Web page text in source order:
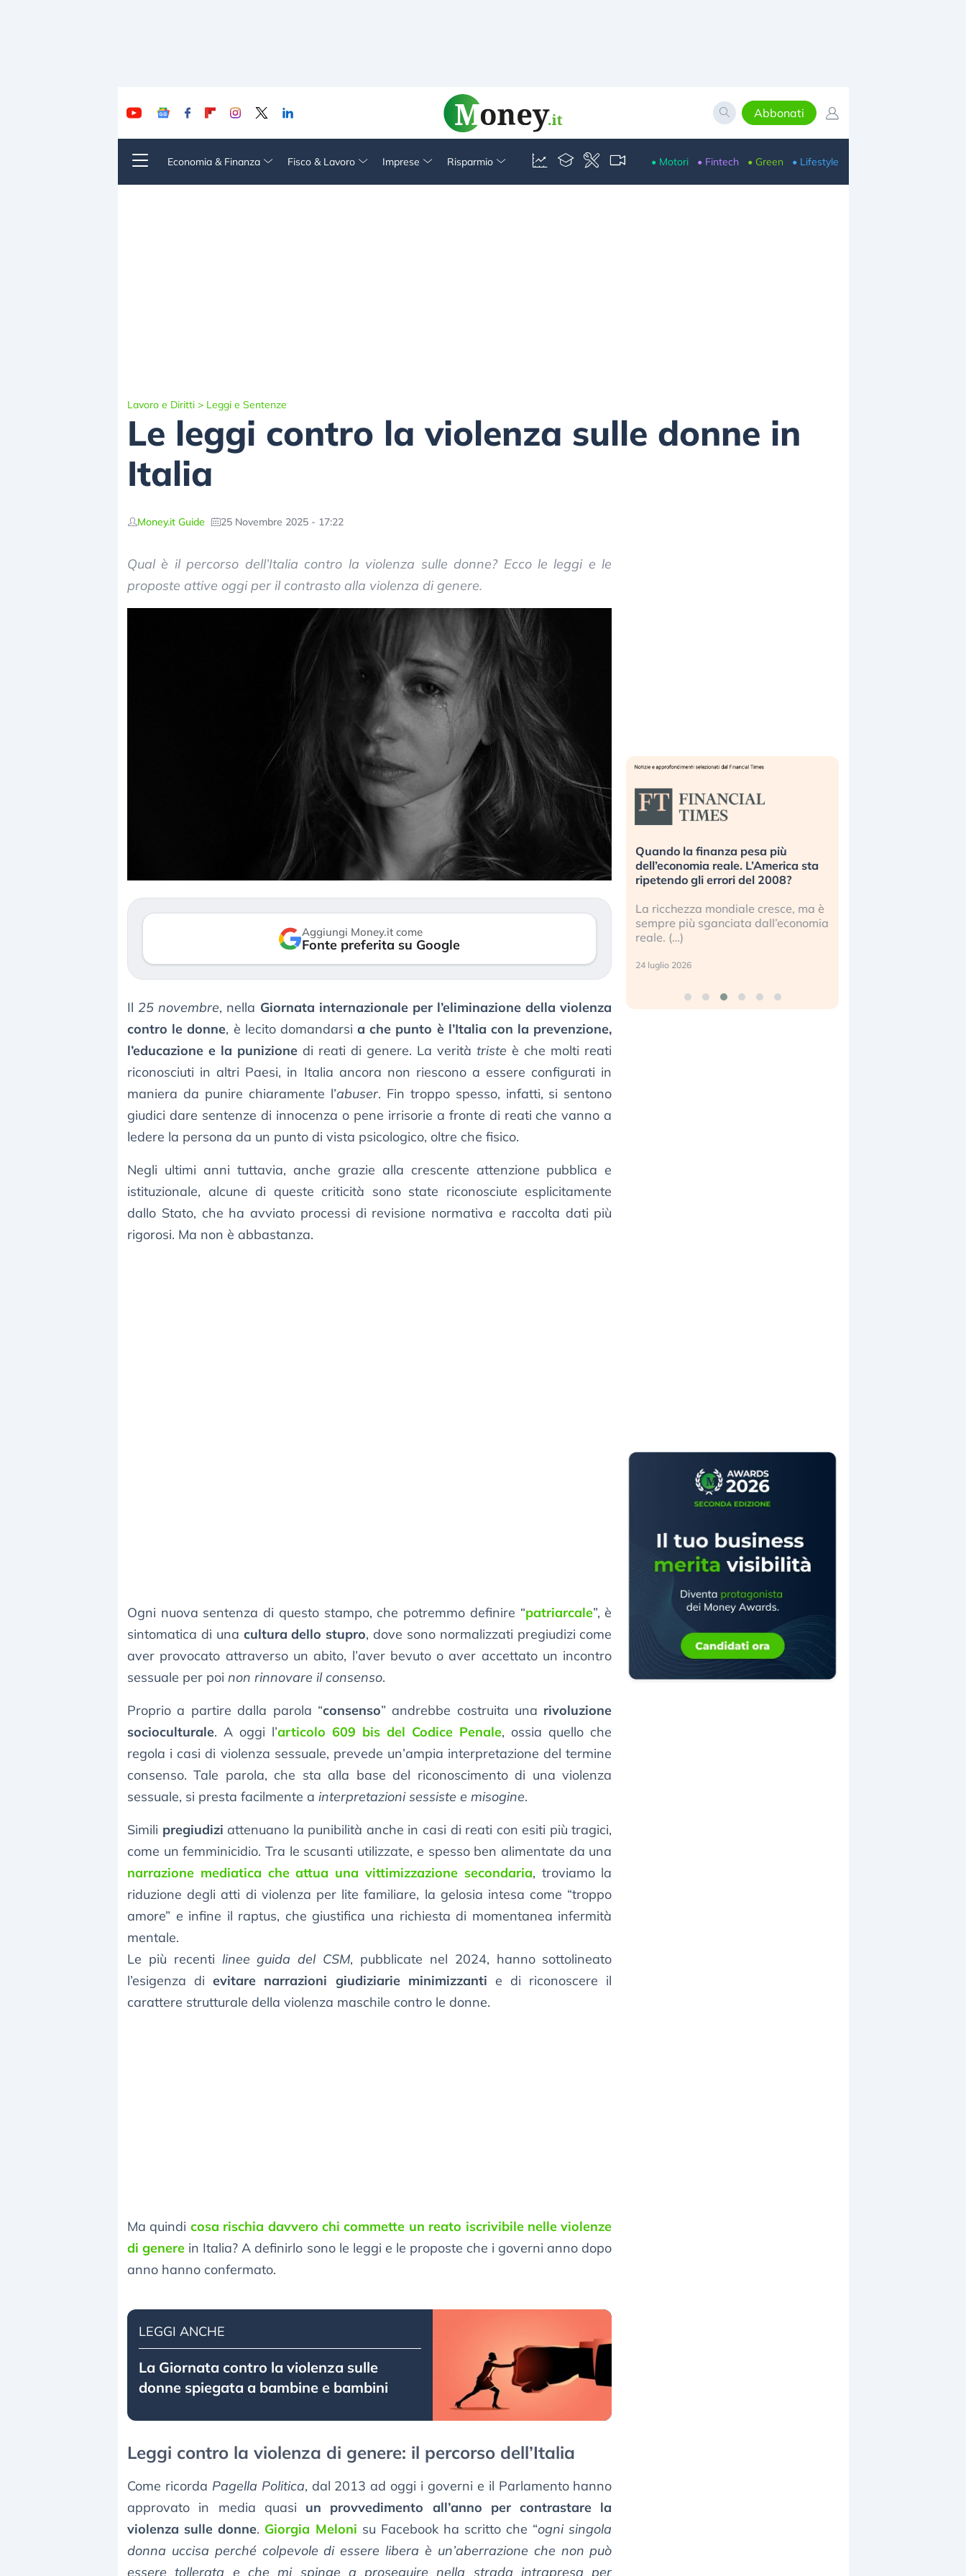
Abbonati
Economia & Finanza Fisco & Lavoro Imprese Risparmio • Motori • Fintech • Green • Lifestyle
Lavoro e Diritti > Leggi e Sentenze
Le leggi contro la violenza sulle donne in
Italia
Money.it Guide 25 Novembre 2025 - 17:22
Qual è il percorso dell’Italia contro la violenza sulle donne? Ecco le leggi e le
proposte attive oggi per il contrasto alla violenza di genere.
Aggiungi Money.it come
Fonte preferita su Google
Il 25 novembre, nella Giornata internazionale per l’eliminazione della violenza
contro le donne, è lecito domandarsia che punto è l’Italia con la prevenzione,
l’educazione e la punizione di reati di genere. La veritàtriste è che molti reati
riconosciuti in altri Paesi, in Italia ancora non riescono a essere configurati in
maniera da punire chiaramente l’abuser. Fin troppo spesso, infatti, si sentono
giudici dare sentenze di innocenza o pene irrisorie a fronte di reati che vanno a
ledere la persona da un punto di vista psicologico, oltre che fisico.
Negli ultimi anni tuttavia, anche grazie alla crescente attenzione pubblica e
istituzionale, alcune di queste criticità sono state riconosciute esplicitamente
dallo Stato, che ha avviato processi di revisione normativa e raccolta dati più
rigorosi. Ma non è abbastanza.
Ogni nuova sentenza di questo stampo, che potremmo definire “patriarcale”, è
sintomatica di una cultura dello stupro, dove sono normalizzati pregiudizi come
aver provocato attraverso un abito, l’aver bevuto o aver accettato un incontro
sessuale per poi non rinnovare il consenso.
Proprio a partire dalla parola “consenso” andrebbe costruita una rivoluzione
socioculturale. A oggi l’articolo 609 bis del Codice Penale, ossia quello che
regola i casi di violenza sessuale, prevede un’ampia interpretazione del termine
consenso. Tale parola, che sta alla base del riconoscimento di una violenza
sessuale, si presta facilmente a interpretazioni sessiste e misogine.
Simili pregiudizi attenuano la punibilità anche in casi di reati con esiti più tragici,
come un femminicidio. Tra le scusanti utilizzate, e spesso ben alimentate da una
narrazione mediatica che attua una vittimizzazione secondaria, troviamo la
riduzione degli atti di violenza per lite familiare, la gelosia intesa come “troppo
amore” e infine il raptus, che giustifica una richiesta di momentanea infermità
mentale.
Le più recenti linee guida del CSM, pubblicate nel 2024, hanno sottolineato
l’esigenza dievitare narrazioni giudiziarie minimizzanti e di riconoscere il
carattere strutturale della violenza maschile contro le donne.
Ma quindi cosa rischia davvero chi commette un reato iscrivibile nelle violenze
di genere in Italia? A definirlo sono le leggi e le proposte che i governi anno dopo
anno hanno confermato.
LEGGI ANCHE
La Giornata contro la violenza sulle
donne spiegata a bambine e bambini
Leggi contro la violenza di genere: il percorso dell’Italia
Come ricorda Pagella Politica, dal 2013 ad oggi i governi e il Parlamento hanno
approvato in media quasi un provvedimento all’anno per contrastare la
violenza sulle donne. Giorgia Meloni su Facebook ha scritto che “ogni singola
donna uccisa perché colpevole di essere libera è un’aberrazione che non può
essere tollerata e che mi spinge a proseguire nella strada intrapresa per
Dalle valutazioni estreme alla
correzione. Cosa sta guidando il
repricing degli asset?
3 agosto 2026
«La mia vita è rovinata». Investitori
in preda al panico dopo lo scoppio
della bolla AI
Kospi, mentre gli investitori retail (…)
30 luglio 2026
Quando la finanza pesa più
dell’economia reale. L’America sta
ripetendo gli errori del 2008?
La ricchezza mondiale cresce, ma è
sempre più sganciata dall’economia
reale. (…)
24 luglio 2026